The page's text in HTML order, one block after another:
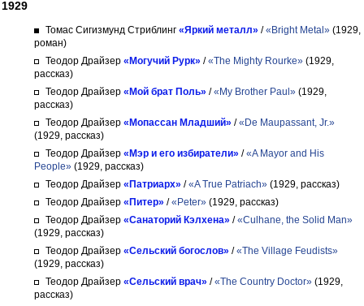
1929
Томас Сигизмунд Стриблинг «Яркий металл» /«Bright Metal» (1929,
роман)
Теодор Драйзер «Могучий Рурк» /«The Mighty Rourke» (1929,
рассказ)
Теодор Драйзер «Мой брат Поль» /«My Brother Paul» (1929,
рассказ)
Теодор Драйзер «Мопассан Младший» /«De Maupassant, Jr.»
(1929, рассказ)
Теодор Драйзер «Мэр и его избиратели» /«A Mayor and His
People» (1929, рассказ)
Теодор Драйзер «Патриарх» /«A True Patriach» (1929, рассказ)
Теодор Драйзер «Питер» /«Peter» (1929, рассказ)
Теодор Драйзер «Санаторий Кэлхена» /«Culhane, the Solid Man»
(1929, рассказ)
Теодор Драйзер «Сельский богослов» /«The Village Feudists»
(1929, рассказ)
Теодор Драйзер «Сельский врач» /«The Country Doctor» (1929,
рассказ)